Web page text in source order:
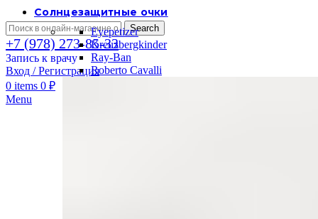
Search
+7 (978) 273-85-33
Запись к врачу
Вход / Регистрация
0 items 0 ₽
Menu
Солнцезащитные очки
Eyepetizer
Kreuzbergkinder
Ray-Ban
Roberto Cavalli